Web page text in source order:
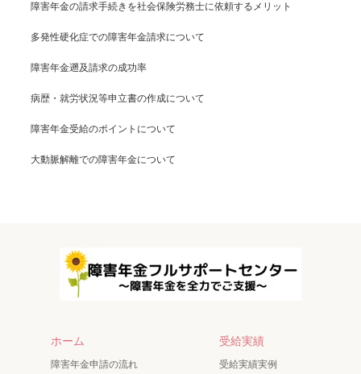
障害年金の請求手続きを社会保険労務士に依頼するメリット
多発性硬化症での障害年金請求について
障害年金遡及請求の成功率
病歴・就労状況等申立書の作成について
障害年金受給のポイントについて
大動脈解離での障害年金について
ホーム
障害年金申請の流れ
受給実績
受給実績実例